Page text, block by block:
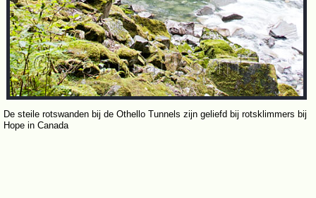
De steile rotswanden bij de Othello Tunnels zijn geliefd bij rotsklimmers bij
Hope in Canada